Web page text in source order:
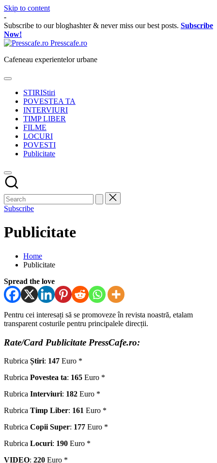
Skip to content
-
Subscribe to our bloghashter & never miss our best posts. Subscribe
Now!
Presscafe.ro
Cafeneau experientelor urbane
STIRIStiri
POVESTEA TA
INTERVIURI
TIMP LIBER
FILME
LOCURI
POVESTI
Publicitate
Subscribe
Publicitate
Home
Publicitate
Spread the love
Pentru cei interesați să se promoveze în revista noastră, etalam
transparent costurile pentru principalele direcții.
Rate/Card Publicitate PressCafe.ro:
Rubrica Știri: 147 Euro *
Rubrica Povestea ta: 165 Euro *
Rubrica Interviuri: 182 Euro *
Rubrica Timp Liber: 161 Euro *
Rubrica Copii Super: 177 Euro *
Rubrica Locuri: 190 Euro *
VIDEO: 220 Euro *